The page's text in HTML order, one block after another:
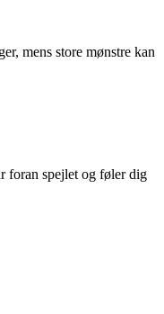
mens store mønstre kan
foran spejlet og føler dig